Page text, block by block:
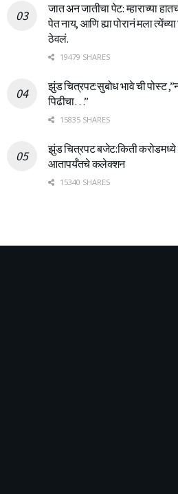
जात अन जातीचा पेट: म्हाराच्या
पेत नाय, आणि ह्या पोरानं मला
ठेवलं.
19479 SHARES
झुंड चित्रपट:सुबोध भावे ची पोस्ट
पिढीचा…”
15835 SHARES
झुंड चित्रपट बजेट:किती करोडमध्ये
आतापर्यँतचे कलेक्शन
15340 SHARES